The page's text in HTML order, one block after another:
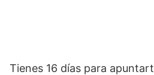
Tienes 16 días para